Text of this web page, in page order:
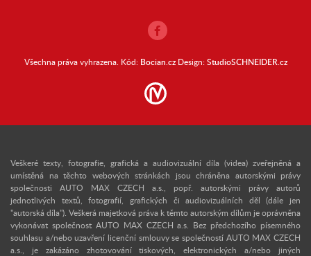
Všechna práva vyhrazena. Kód: Bocian.czDesign:StudioSCHNEIDER.cz
Veškeré texty, fotografie, grafická a audiovizuální díla (videa) zveřejněná a
umístěná na těchto webových stránkách jsou chráněna autorskými právy
společnosti AUTO MAX CZECH a.s., popř. autorskými právy autorů
jednotlivých textů, fotografií, grafických či audiovizuálních děl (dále jen
"autorská díla"). Veškerá majetková práva k těmto autorským dílům je oprávněna
vykonávat společnost AUTO MAX CZECH a.s. Bez předchozího písemného
souhlasu a/nebo uzavření licenční smlouvy se společností AUTO MAX CZECH
a.s., je zakázáno zhotovování tiskových, elektronických a/nebo jiných